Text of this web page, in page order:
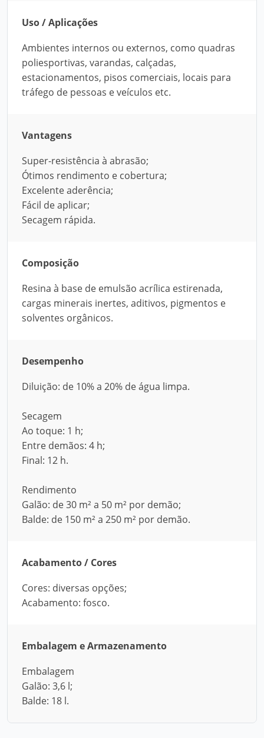
Uso / Aplicações
Ambientes internos ou externos, como quadras
poliesportivas, varandas, calçadas,
estacionamentos, pisos comerciais, locais para
tráfego de pessoas e veículos etc.
Vantagens
Super-resistência à abrasão;
Ótimos rendimento e cobertura;
Excelente aderência;
Fácil de aplicar;
Secagem rápida.
Composição
Resina à base de emulsão acrílica estirenada,
cargas minerais inertes, aditivos, pigmentos e
solventes orgânicos.
Desempenho
Diluição: de 10% a 20% de água limpa.
Secagem
Ao toque: 1 h;
Entre demãos: 4 h;
Final: 12 h.
Rendimento
Galão: de 30 m² a 50 m² por demão;
Balde: de 150 m² a 250 m² por demão.
Acabamento / Cores
Cores: diversas opções;
Acabamento: fosco.
Embalagem e Armazenamento
Embalagem
Galão: 3,6 l;
Balde: 18 l.